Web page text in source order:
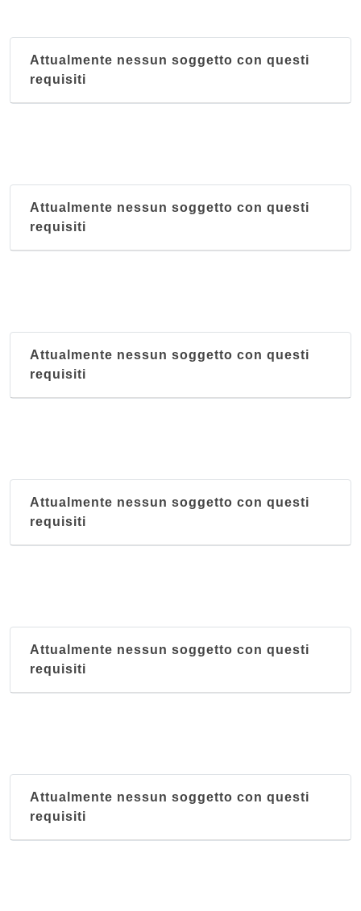
Attualmente nessun soggetto con questi
requisiti
Attualmente nessun soggetto con questi
requisiti
Attualmente nessun soggetto con questi
requisiti
Attualmente nessun soggetto con questi
requisiti
Attualmente nessun soggetto con questi
requisiti
Attualmente nessun soggetto con questi
requisiti